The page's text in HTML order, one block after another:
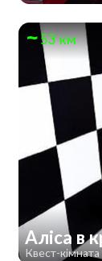
53 км
Аліса в
Квест-кімната